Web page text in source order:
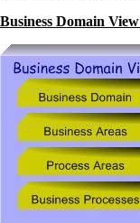
Business Domain